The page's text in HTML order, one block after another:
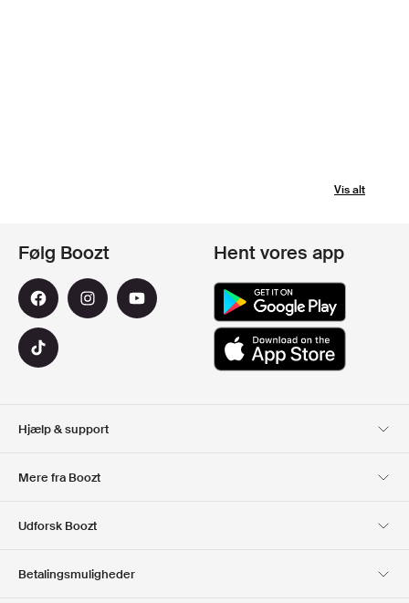
Vis alt
Hjælp & support
Mere fra Boozt
Club Boozt
Udforsk Boozt
Følg Boozt Hent vores app
Betalingsmuligheder